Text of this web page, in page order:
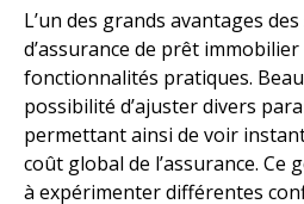
L’un des grands avantages
d’assurance de prêt
fonctionnalités pratiques.
possibilité d’ajuster divers
permettant ainsi de voir
coût global de l’assurance. Ce
à expérimenter différentes